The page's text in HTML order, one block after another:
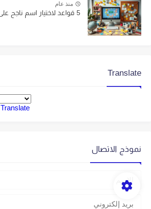
منذ عام
5 قواعد لاختيار اسم ناجح على الإنترنت
Translate
Translate
نموذج الاتصال